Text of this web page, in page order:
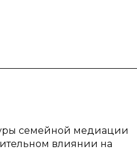
семейной медиации
влиянии на